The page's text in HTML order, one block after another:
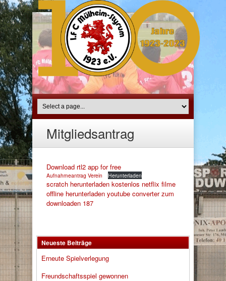
Mitgliedsantrag
Download rtl2 app for free
Aufnahmeantrag Verein Herunterladen
scratch herunterladen kostenlos netflix filme
offline herunterladen youtube converter zum
downloaden 187
Neueste Beiträge
Erneute Spielverlegung
Freundschaftsspiel gewonnen